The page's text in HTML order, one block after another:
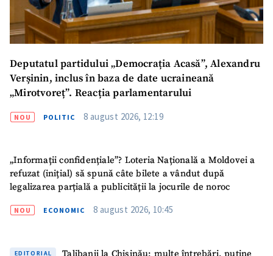
Deputatul partidului „Democrația Acasă”, Alexandru
Verșinin, inclus în baza de date ucraineană
„Mirotvoreț”. Reacția parlamentarului
NOU POLITIC 8 august 2026, 12:19
„Informații confidențiale”? Loteria Națională a Moldovei a
refuzat (inițial) să spună câte bilete a vândut după
legalizarea parțială a publicității la jocurile de noroc
NOU ECONOMIC 8 august 2026, 10:45
EDITORIAL